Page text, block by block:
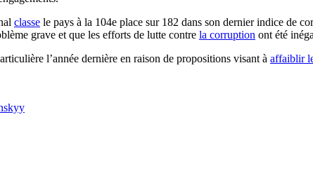
classe le pays à la 104e place sur 182 dans son dernier indice de
grave et que les efforts de lutte contre la corruption ont été
l’année dernière en raison de propositions visant à affaiblir